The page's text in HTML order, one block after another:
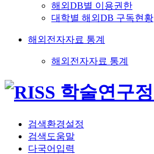
해외DB별 이용권한
대학별 해외DB 구독현황
해외전자자료 통계
해외전자자료 통계
검색환경설정
검색도움말
다국어입력